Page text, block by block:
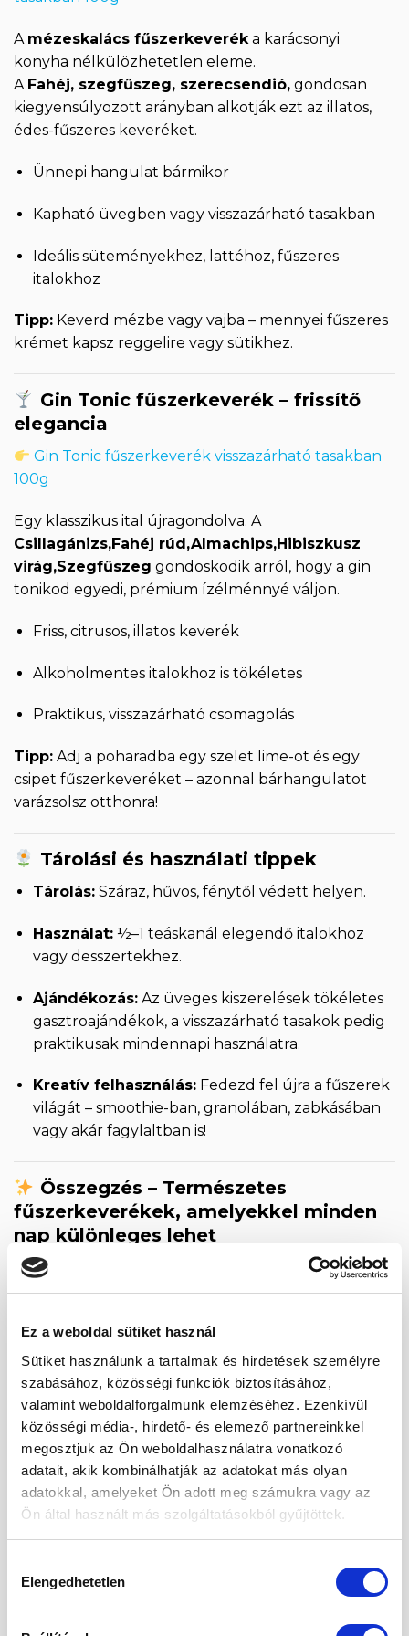
Ez a weboldal sütiket használ
Sütiket használunk a tartalmak és hirdetések személyre
szabásához, közösségi funkciók biztosításához,
valamint weboldalforgalmunk elemzéséhez. Ezenkívül
közösségi média-, hirdető- és elemező partnereinkkel
megosztjuk az Ön weboldalhasználatra vonatkozó
adatait, akik kombinálhatják az adatokat más olyan
adatokkal, amelyeket Ön adott meg számukra vagy az
Ön által használt más szolgáltatásokból gyűjtöttek.
kiválasztása
Elengedhetetlen
A mézeskalács fűszerkeveréka karácsonyi
konyha nélkülözhetetlen eleme.
A Fahéj, szegfűszeg, szerecsendió, gondosan
kiegyensúlyozott arányban alkotják ezt az illatos,
édes-fűszeres keveréket.
Ünnepi hangulat bármikor
Kapható üvegben vagy visszazárható tasakban
Ideális süteményekhez, lattéhoz, fűszeres
italokhoz
Tipp: Keverd mézbe vagy vajba – mennyei fűszeres
krémet kapsz reggelire vagy sütikhez.
Gin Tonic fűszerkeverék – frissítő
elegancia
Gin Tonic fűszerkeverék visszazárható tasakban
100g
Egy klasszikus ital újragondolva. A
Csillagánizs,Fahéj rúd,Almachips,Hibiszkusz
virág,Szegfűszeg gondoskodik arról, hogy a gin
tonikod egyedi, prémium ízélménnyé váljon.
Friss, citrusos, illatos keverék
Alkoholmentes italokhoz is tökéletes
Praktikus, visszazárható csomagolás
Tipp: Adj a poharadba egy szelet lime-ot és egy
csipet fűszerkeveréket – azonnal bárhangulatot
varázsolsz otthonra!
Tárolási és használati tippek
Tárolás:Száraz, hűvös, fénytől védett helyen.
Használat:½–1 teáskanál elegendő italokhoz
vagy desszertekhez.
Ajándékozás:Az üveges kiszerelések tökéletes
gasztroajándékok, a visszazárható tasakok pedig
praktikusak mindennapi használatra.
Kreatív felhasználás:Fedezd fel újra a fűszerek
világát – smoothie-ban, granolában, zabkásában
vagy akár fagylaltban is!
Összegzés – Természetes
fűszerkeverékek, amelyekkel minden
nap különleges lehet
AHeavenuts fűszerkeverékek
nem csupán
ízesítők, hanem hangulatok egy tasakban.
Forralt borfűszeres aromájáról, a
édes emlékeiről vagy aGin Tonicfriss
eleganciájáról – mind ugyanazt az élményt adják:
természetességet, minőséget és szeretetet.
Fedezd fel mindet, és tedd különlegessé az
otthoni pillanataidat!
Nézd meg kínálatunkat: Heavenuts.hu –
természetes fűszerkeverékek webshop
ÚJ TERMÉK A
Kekszes, diós, barackos,